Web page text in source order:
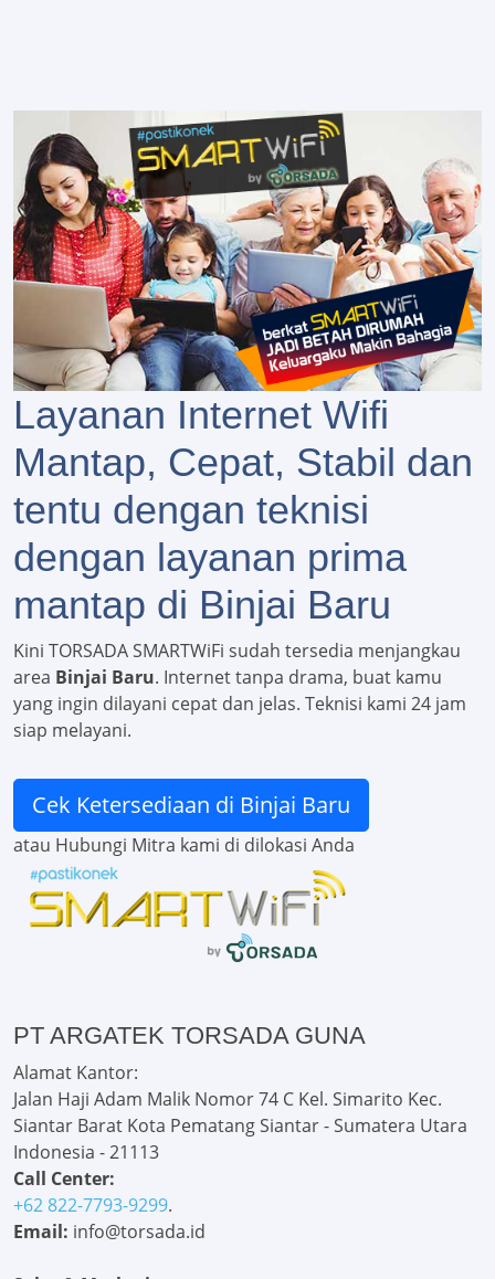
Layanan Internet Wifi
Mantap, Cepat, Stabil dan
tentu dengan teknisi
dengan layanan prima
mantap di Binjai Baru
Kini TORSADA SMARTWiFi sudah tersedia menjangkau
area Binjai Baru. Internet tanpa drama, buat kamu
yang ingin dilayani cepat dan jelas. Teknisi kami 24 jam
siap melayani.
Cek Ketersediaan di Binjai Baru
atau Hubungi Mitra kami di dilokasi Anda
PT ARGATEK TORSADA GUNA
Alamat Kantor:
Jalan Haji Adam Malik Nomor 74 C Kel. Simarito Kec.
Siantar Barat Kota Pematang Siantar - Sumatera Utara
Indonesia - 21113
Call Center:
+62 822-7793-9299.
Email: info@torsada.id